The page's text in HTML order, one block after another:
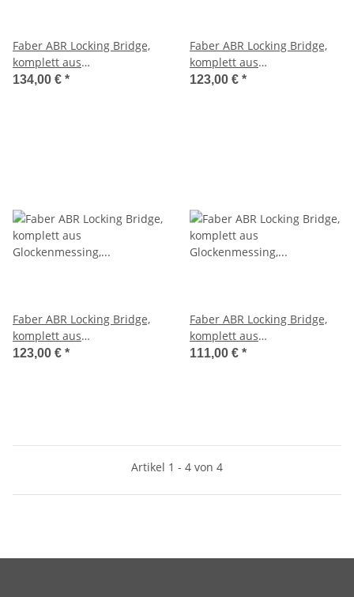
Faber ABR Locking Bridge,
komplett aus
Glockenmessing, vergoldet,
134,00 € *
Faber ABR Locking Bridge,
komplett aus
Glockenmessing, vergoldet,
123,00 € *
Faber ABR Locking Bridge,
komplett aus
Glockenmessing, vernickelt,
123,00 € *
Faber ABR Locking Bridge,
komplett aus
Glockenmessing, vernickelt,
111,00 € *
Artikel 1 - 4 von 4